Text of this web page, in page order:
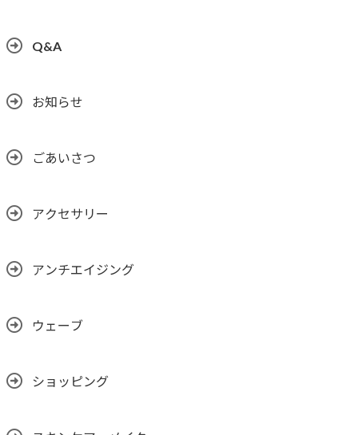
Q&A
お知らせ
ごあいさつ
アクセサリー
アンチエイジング
ウェーブ
ショッピング